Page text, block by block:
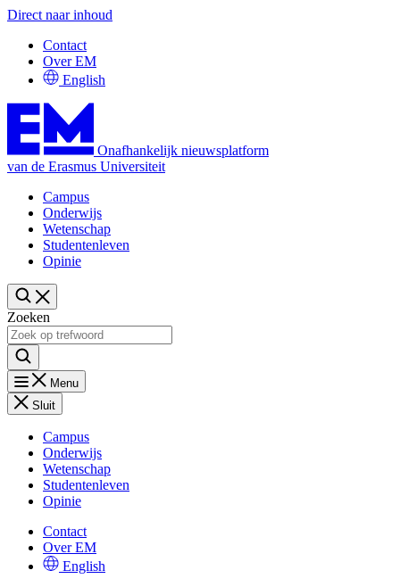
Direct naar inhoud
Contact
Over EM
English
Onafhankelijk nieuwsplatform
van de Erasmus Universiteit
Campus
Onderwijs
Wetenschap
Studentenleven
Opinie
Zoeken
Menu
Sluit
Campus
Onderwijs
Wetenschap
Studentenleven
Opinie
Contact
Over EM
English